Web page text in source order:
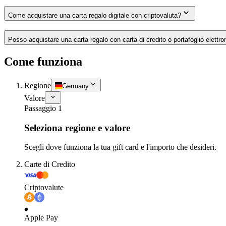
Come acquistare una carta regalo digitale con criptovaluta?
Posso acquistare una carta regalo con carta di credito o portafoglio
Come funziona
Regione Germany
Valore
Passaggio 1
Seleziona regione e valore
Scegli dove funziona la tua gift card e l'importo che desideri.
Carte di Credito
Criptovalute
Apple Pay